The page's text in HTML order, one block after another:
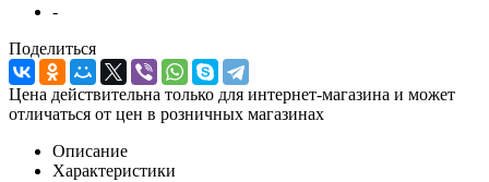
-
Поделиться
Цена действительна только для интернет-магазина и может
отличаться от цен в розничных магазинах
Описание
Характеристики